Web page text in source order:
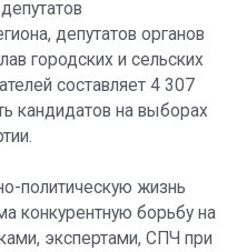
депутатов органов
городских и сельских
составляет 4 307
кандидатов на выборах
политическую жизнь
конкурентную борьбу на
экспертами, СПЧ при